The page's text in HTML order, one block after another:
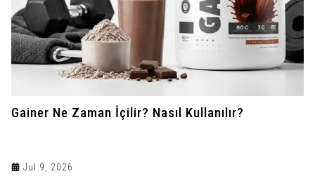
Gainer Ne Zaman İçilir? Nasıl Kullanılır?
Jul 9, 2026